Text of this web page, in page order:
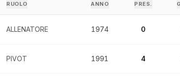
RUOLO ANNO PRES.
ALLENATORE 1974 0
PIVOT 1991 4